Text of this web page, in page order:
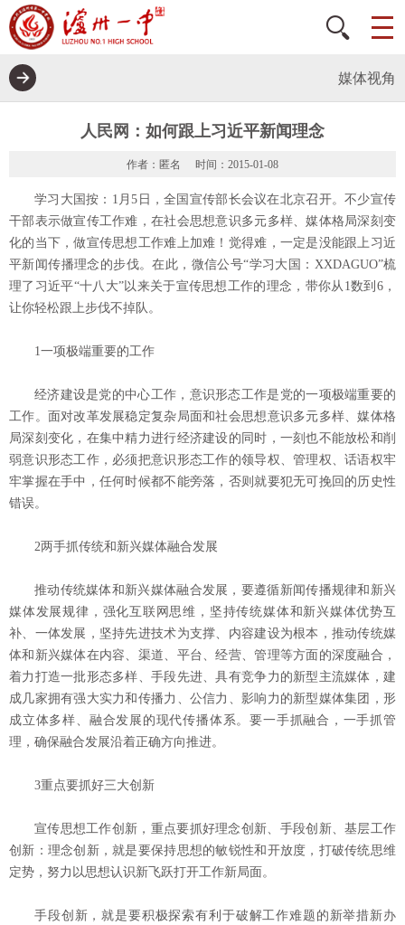
媒体视角
人民网：如何跟上习近平新闻理念
作者：匿名 时间：2015-01-08
学习大国按：1月5日，全国宣传部长会议在北京召开。不少宣传
干部表示做宣传工作难，在社会思想意识多元多样、媒体格局深刻变
化的当下，做宣传思想工作难上加难！觉得难，一定是没能跟上习近
平新闻传播理念的步伐。在此，微信公号“学习大国：XXDAGUO”梳
理了习近平“十八大”以来关于宣传思想工作的理念，带你从1数到6，
让你轻松跟上步伐不掉队。
1一项极端重要的工作
经济建设是党的中心工作，意识形态工作是党的一项极端重要的
工作。面对改革发展稳定复杂局面和社会思想意识多元多样、媒体格
局深刻变化，在集中精力进行经济建设的同时，一刻也不能放松和削
弱意识形态工作，必须把意识形态工作的领导权、管理权、话语权牢
牢掌握在手中，任何时候都不能旁落，否则就要犯无可挽回的历史性
错误。
2两手抓传统和新兴媒体融合发展
推动传统媒体和新兴媒体融合发展，要遵循新闻传播规律和新兴
媒体发展规律，强化互联网思维，坚持传统媒体和新兴媒体优势互
补、一体发展，坚持先进技术为支撑、内容建设为根本，推动传统媒
体和新兴媒体在内容、渠道、平台、经营、管理等方面的深度融合，
着力打造一批形态多样、手段先进、具有竞争力的新型主流媒体，建
成几家拥有强大实力和传播力、公信力、影响力的新型媒体集团，形
成立体多样、融合发展的现代传播体系。要一手抓融合，一手抓管
理，确保融合发展沿着正确方向推进。
3重点要抓好三大创新
宣传思想工作创新，重点要抓好理念创新、手段创新、基层工作
创新：理念创新，就是要保持思想的敏锐性和开放度，打破传统思维
定势，努力以思想认识新飞跃打开工作新局面。
手段创新，就是要积极探索有利于破解工作难题的新举措新办